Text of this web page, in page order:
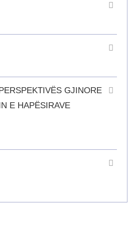
GJINORE
E HAPËSIRAVE